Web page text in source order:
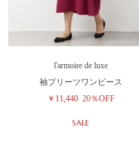
l'armoire de luxe
袖プリーツワンピース
￥11,440 20％OFF
SALE